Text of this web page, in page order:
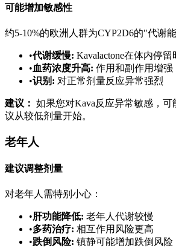
可能增加敏感性
约5-10%的欧洲人群为CYP2D6的"代谢
•代谢缓慢: Kavalactone在体内停留
•血药浓度升高: 作用和副作用增强
•识别 : 对正常剂量反应异常强烈
建议： 如果您对Kava反应异常敏感，
议从较低剂量开始。
老年人
建议调整剂量
对老年人需特别小心：
•肝功能降低: 老年人代谢较慢
•多药治疗: 相互作用风险更高
•跌倒风险: 镇静可能增加跌倒风险